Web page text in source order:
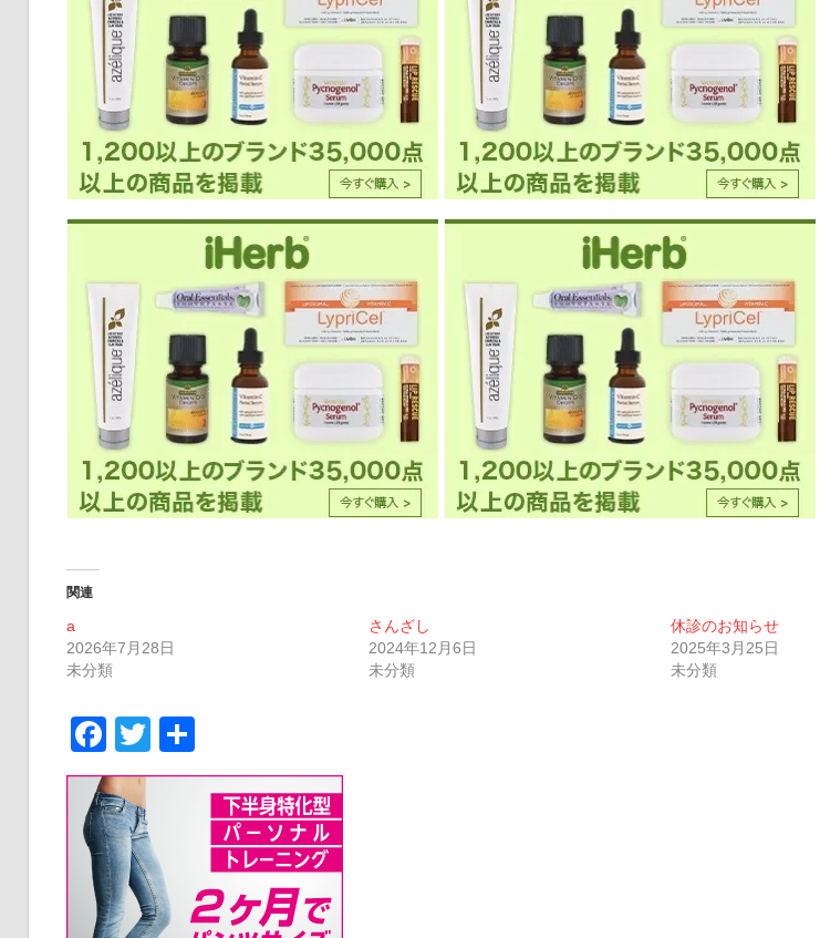
関連
a
2026年7月28日
未分類
さんざし
2024年12月6日
未分類
休診のお知らせ
2025年3月25日
未分類
Facebook
Twitter
有